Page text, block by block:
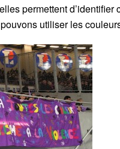
permettent
utiliser les